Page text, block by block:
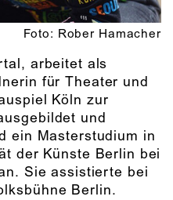
Foto: Rober Hamacher
arbeitet als
für Theater und
Köln zur
und
ein Masterstudium in
der Künste Berlin bei
Sie assistierte bei
Berlin.